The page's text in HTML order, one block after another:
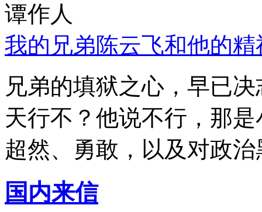
谭作人
我的兄弟陈云飞和他的
兄弟的填狱之心，早已
天行不？他说不行，那
超然、勇敢，以及对政
国内来信